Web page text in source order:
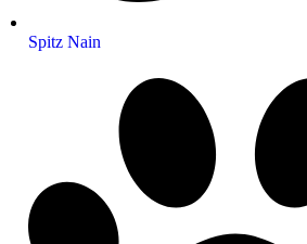
Spitz Nain